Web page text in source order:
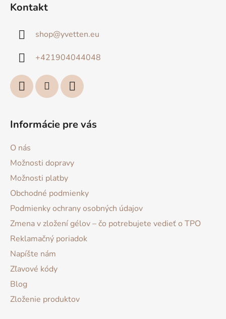
Kontakt
shop@yvetten.eu
+421904044048
Informácie pre vás
O nás
Možnosti dopravy
Možnosti platby
Obchodné podmienky
Podmienky ochrany osobných údajov
Zmena v zložení gélov – čo potrebujete vedieť o TPO
Reklamačný poriadok
Napíšte nám
Zľavové kódy
Blog
Zloženie produktov